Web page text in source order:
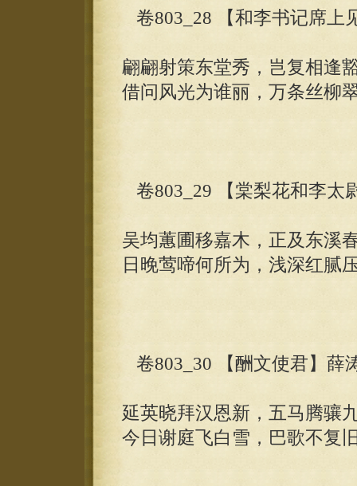
卷803_28 【和李书记席上
翩翩射策东堂秀，岂复相逢
借问风光为谁丽，万条丝柳
卷803_29 【棠梨花和李太
吴均蕙圃移嘉木，正及东溪
日晚莺啼何所为，浅深红腻
卷803_30 【酬文使君】薛
延英晓拜汉恩新，五马腾骧
今日谢庭飞白雪，巴歌不复